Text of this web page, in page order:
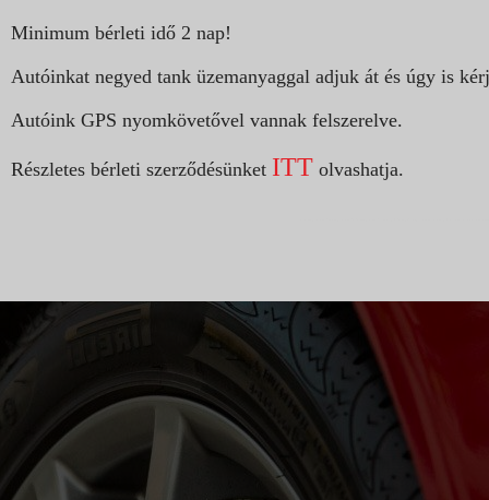
Minimum bérleti idő 2 nap!
Autóinkat negyed tank üzemanyaggal adjuk át és úgy is
Autóink GPS nyomkövetővel vannak felszerelve.
Részletes bérleti szerződésünket ITT olvashatja.